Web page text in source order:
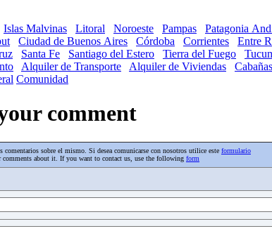
Islas Malvinas Litoral Noroeste Pampas Patagonia
Ciudad de Buenos Aires Córdoba Corrientes Entre
Santa Fe Santiago del Estero Tierra del Fuego
Alquiler de Transporte Alquiler de Viviendas Cabañas
Comunidad
comment
sobre el mismo. Si desea comunicarse con nosotros utilice este formulario
about it. If you want to contact us, use the following form